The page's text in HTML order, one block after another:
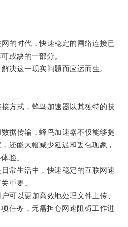
时代，快速稳定的网络连接已
或缺的一部分。
这一现实问题而应运而生。
式，蜂鸟加速器以其独特的技
传输，蜂鸟加速器不仅能够提
还能大幅减少延迟和丢包现象，
验。
生活中，快速稳定的互联网速
重要。
以更加高效地处理文件上传、
任务，无需担心网速阻碍工作进